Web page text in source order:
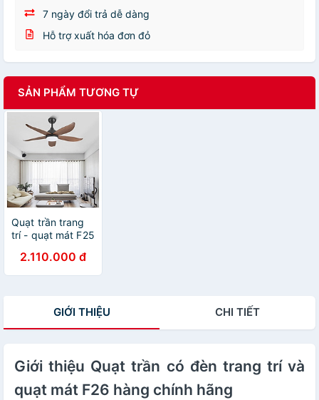
7 ngày đổi trả dễ dàng
Hỗ trợ xuất hóa đơn đỏ
SẢN PHẨM TƯƠNG TỰ
Quạt trần trang
trí - quạt mát F25
và phòng ngủ
2.110.000 đ
GIỚI THIỆU CHI TIẾT
Giới thiệu Quạt trần có đèn trang trí và
quạt mát F26 hàng chính hãng